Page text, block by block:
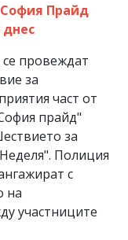
Прайд
провеждат
за
част от
прайд"
за
Полиция
с
на
участниците